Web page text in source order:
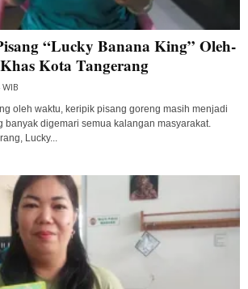
“Lucky Banana King” Oleh-
Kota Tangerang
oleh waktu, keripik pisang goreng masih menjadi
banyak digemari semua kalangan masyarakat.
Lucky...